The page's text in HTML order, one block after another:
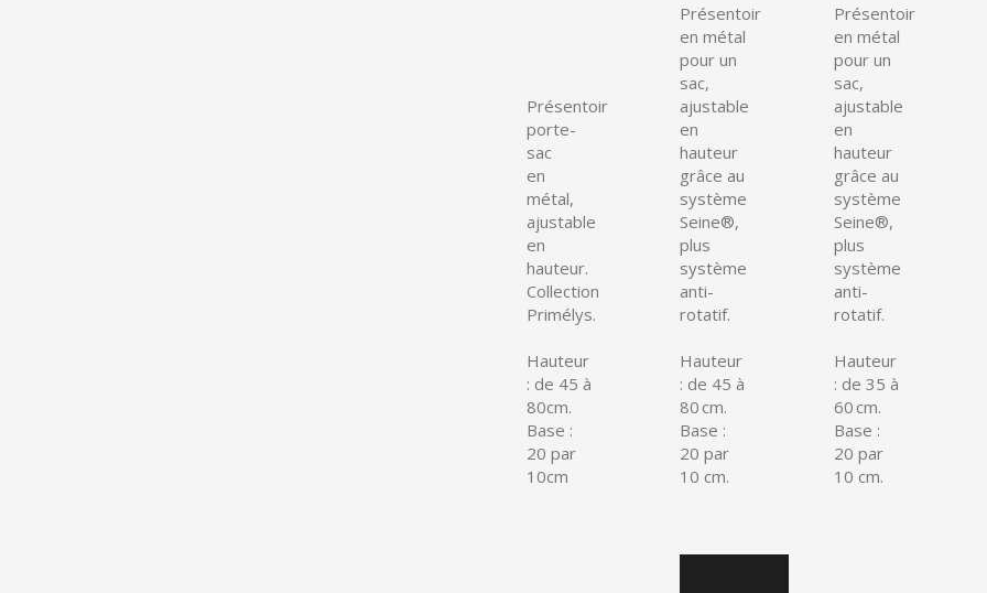
Présentoir
porte-
sac
en
métal,
ajustable
en
hauteur.
Collection
Primélys.
Hauteur
: de 45 à
80cm.
Base :
20 par
10cm
Présentoir
en métal
pour un
sac,
ajustable
en
hauteur
grâce au
système
Seine®,
plus
système
anti-
rotatif.
Hauteur
: de 45 à
80 cm.
Base :
20 par
10 cm.
Présentoir
en métal
pour un
sac,
ajustable
en
hauteur
grâce au
système
Seine®,
plus
système
anti-
rotatif.
Hauteur
: de 35 à
60 cm.
Base :
20 par
10 cm.